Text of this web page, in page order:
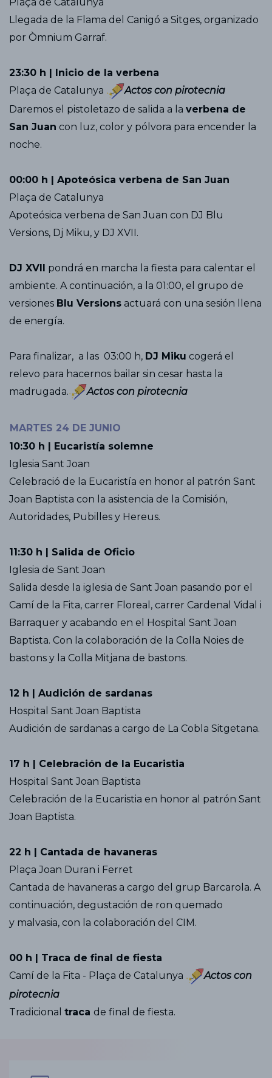
Llegada de la Flama del Canigó a Sitges, organizado
por Òmnium Garraf.
23:30 h | Inicio de la verbena
Plaça de Catalunya
Actos con pirotecnia
Daremos el pistoletazo de salida a la verbena de
San Juan con luz, color y pólvora para encender la
noche.
00:00 h | Apoteósica verbena de San Juan
Plaça de Catalunya
Apoteósica verbena de San Juan con DJ Blu
Versions, Dj Miku, y DJ XVII.
DJ XVII pondrá en marcha la fiesta para calentar el
ambiente. A continuación, a la 01:00, el grupo de
versiones Blu Versions actuará con una sesión llena
de energía.
Para finalizar, a las 03:00 h, DJ Miku cogerá el
relevo para hacernos bailar sin cesar hasta la
madrugada.
Actos con pirotecnia
MARTES 24 DE JUNIO
10:30 h | Eucaristía solemne
Iglesia Sant Joan
Celebració de la Eucaristía en honor al patrón Sant
Joan Baptista con la asistencia de la Comisión,
Autoridades, Pubilles y Hereus.
11:30 h | Salida de Oficio
Iglesia de Sant Joan
Salida desde la iglesia de Sant Joan pasando por el
Camí de la Fita, carrer Floreal, carrer Cardenal Vidal i
Barraquer y acabando en el Hospital Sant Joan
Baptista. Con la colaboración de la Colla Noies de
bastons y la Colla Mitjana de bastons.
12 h | Audición de sardanas
Hospital Sant Joan Baptista
Audición de sardanas a cargo de La Cobla Sitgetana.
17 h | Celebración de la Eucaristia
Hospital Sant Joan Baptista
Celebración de la Eucaristia en honor al patrón Sant
Joan Baptista.
22 h | Cantada de havaneras
Plaça Joan Duran i Ferret
Cantada de havaneras a cargo del grup Barcarola. A
continuación, degustación de ron quemado
y malvasia, con la colaboración del CIM.
00 h | Traca de final de fiesta
Camí de la Fita - Plaça de Catalunya
Actos con
pirotecnia
Tradicional traca de final de fiesta.